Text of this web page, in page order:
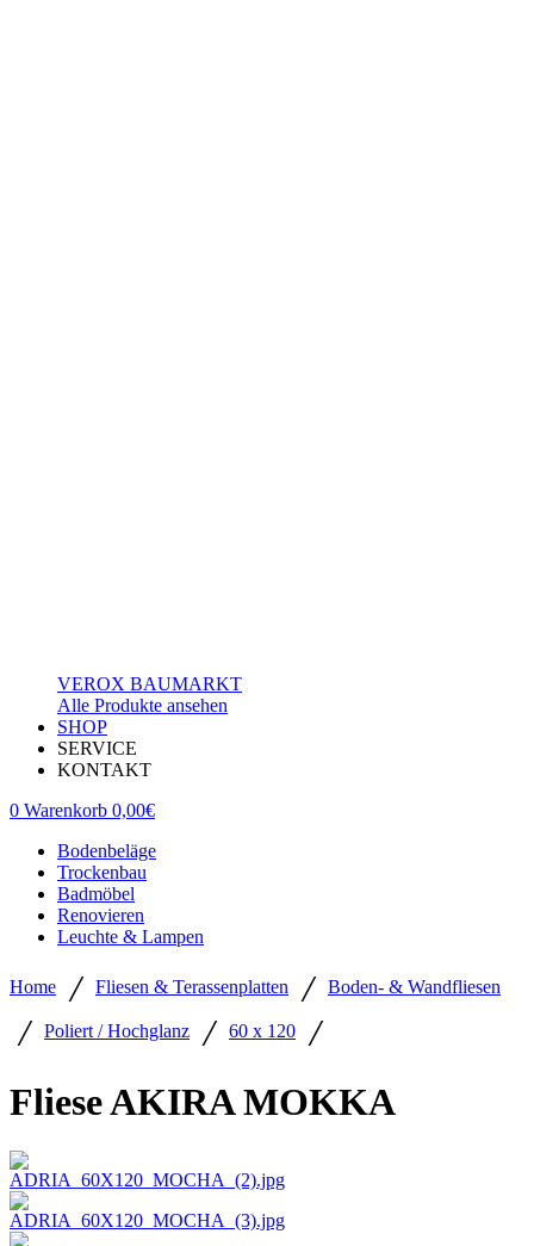
VEROX BAUMARKT
Alle Produkte ansehen
SHOP
SERVICE
KONTAKT
0 Warenkorb 0,00€
Bodenbeläge
Trockenbau
Badmöbel
Renovieren
Leuchte & Lampen
Home / Fliesen & Terassenplatten / Boden- & Wandfliesen
/ Poliert / Hochglanz / 60 x 120
/
Fliese AKIRA MOKKA